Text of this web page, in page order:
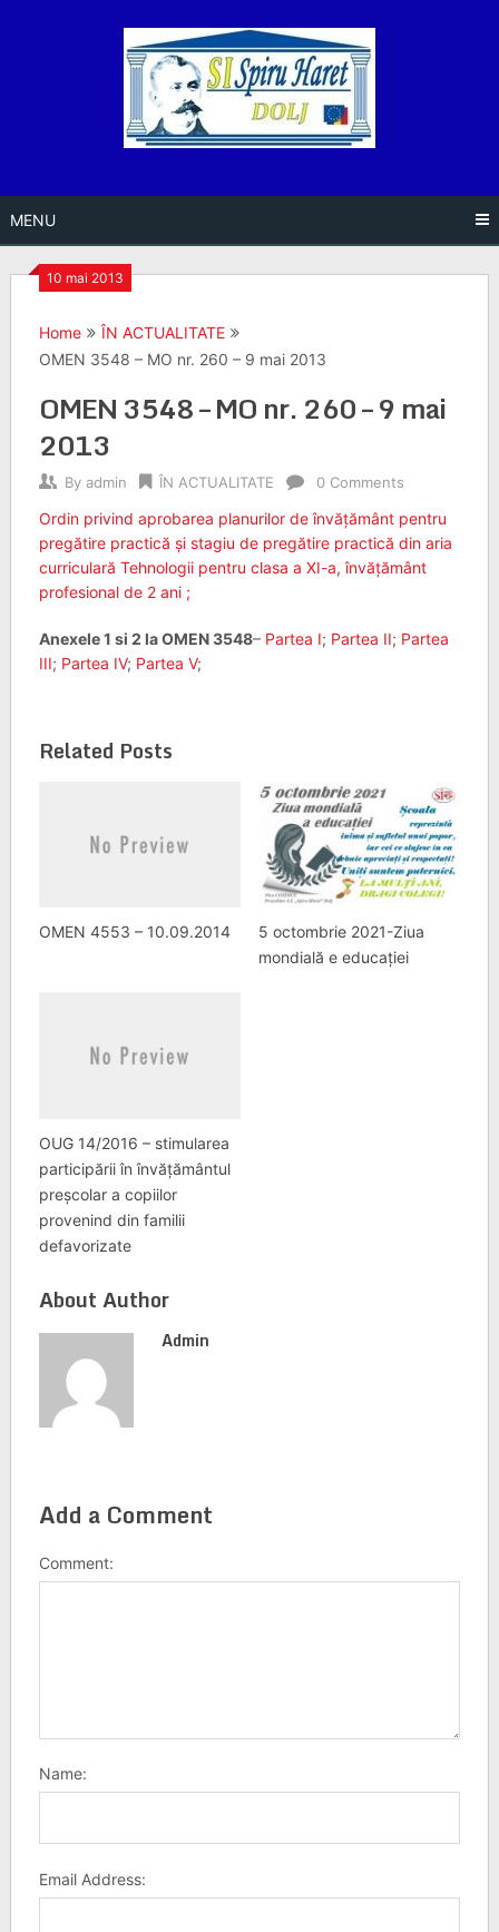
MENU
10 mai 2013
Home
ÎN ACTUALITATE
OMEN 3548 – MO nr. 260 – 9 mai 2013
OMEN 3548 – MO nr. 260 – 9 mai
2013
By admin ÎN ACTUALITATE 0 Comments
Ordin privind aprobarea planurilor de învăţământ pentru
pregătire practică şi stagiu de pregătire practică din aria
curriculară Tehnologii pentru clasa a XI-a, învăţământ
profesional de 2 ani ;
Anexele 1 si 2 la OMEN 3548– Partea I; Partea II; Partea
III; Partea IV; Partea V;
Related Posts
OMEN 4553 – 10.09.2014
5 octombrie 2021-Ziua
mondială e educației
OUG 14/2016 – stimularea
participării în învăţământul
preşcolar a copiilor
provenind din familii
defavorizate
About Author
Admin
Add a Comment
Comment:
Name:
Email Address: